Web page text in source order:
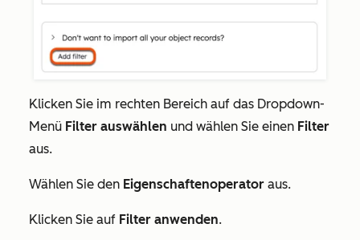
Klicken Sie im rechten Bereich auf das Dropdown-
Menü Filter auswählen und wählen Sie einen Filter
aus.
Wählen Sie den Eigenschaftenoperator aus.
Klicken Sie auf Filter anwenden.